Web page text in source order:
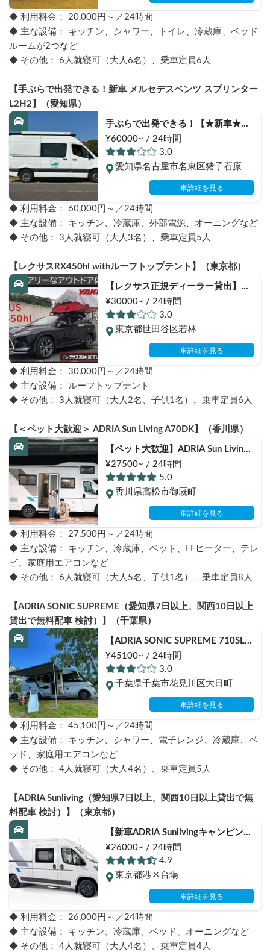
◆ 利用料金： 20,000円～／24時間
◆ 主な設備： キッチン、シャワー、トイレ、冷蔵庫、ベッド
ルームが2つなど
◆ その他： 6人就寝可（大人6名）、乗車定員6人
【手ぶらで出発できる！新車 メルセデスベンツ スプリンター
L2H2】（愛知県）
手ぶらで出発できる！【★新車★メ
ルセデスベンツ　スプリンター
L2H2　エアコン完備・エンジン不
要で夏は冷房、冬は暖房が使え
る！】　HOTTIE（ハティ）号〜
試乗ニーズ多数あり。海外のvanlife
を参考にオーダーメイドで架装した
おしゃれなキャンピングカーでの旅
の体験をすることが可能！【表示価
格は保険料金込みのお値段です。予
せをお願いします。】
¥60000~ / 24時間
3.0
愛知県名古屋市名東区猪子石原
車詳細を見る
◆ 利用料金： 60,000円～／24時間
◆ 主な設備： キッチン、冷蔵庫、外部電源、オーニングなど
◆ その他： 3人就寝可（大人3名）、乗車定員5人
【レクサスRX450hl withルーフトップテント】（東京都）
【レクサス正規ディーラー貸出】レ
クサスRX450hl ｗithルーフトップテ
ント
¥30000~ / 24時間
3.0
東京都世田谷区若林
車詳細を見る
◆ 利用料金： 30,000円～／24時間
◆ 主な設備： ルーフトップテント
◆ その他： 3人就寝可（大人2名、子供1名）、乗車定員6人
【＜ペット大歓迎＞ ADRIA Sun Living A70DK】（香川県）
【ペット大歓迎】ADRIA Sun Living
A70DK | FIAT DUCATO（フィアッ
ト デュカト）いつもよりリッチな
「ペット旅🐶自転車旅🚵‍♀家族旅
👨‍👦‍👦」にオススメ！
¥27500~ / 24時間
5.0
香川県高松市御厩町
車詳細を見る
◆ 利用料金： 27,500円～／24時間
◆ 主な設備： キッチン、冷蔵庫、ベッド、FFヒーター、テレ
ビ、家庭用エアコンなど
◆ その他： 6人就寝可（大人5名、子供1名）、乗車定員8人
【ADRIA SONIC SUPREME（愛知県7日以上、関西10日以上
貸出で無料配車 検討）】（千葉県）
【ADRIA SONIC SUPREME 710SLキ
ャンピングカーレンタル・シェア】
購入希望者試乗ニーズ多数あり 愛知
県7日以上、関西10日以上貸出の場
合は無料配車を検討します！
¥45100~ / 24時間
3.0
千葉県千葉市花見川区大日町
車詳細を見る
◆ 利用料金： 45,100円～／24時間
◆ 主な設備： キッチン、シャワー、電子レンジ、冷蔵庫、ベ
ッド、家庭用エアコンなど
◆ その他： 4人就寝可（大人4名）、乗車定員5人
【ADRIA Sunliving（愛知県7日以上、関西10日以上貸出で無
料配車 検討）】（東京都）
【新車ADRIA Sunlivingキャンピング
カーレンタル・シェア・冬用スタッ
ドレス・FFヒーター完備】
CarLifeJapan号~わんちゃん大歓迎
車両（わんちゃんの状況次第でゲー
シなし利用可）~購入希望者試乗ニ
ーズ多数あり～羽田空港配車・新幹
線駅配車ご相談ください。愛知県7
日以上、関西10日以上貸出の場合は
無料配車を検討します！その他首都
¥26000~ / 24時間
4.9
東京都港区台場
車詳細を見る
◆ 利用料金： 26,000円～／24時間
◆ 主な設備： キッチン、冷蔵庫、ベッド、オーニングなど
◆ その他： 4人就寝可（大人4名）、乗車定員4人